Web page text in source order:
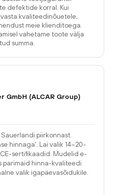
defektide korral. Kui
kvaliteedinõuetele,
meie klienditoega.
vahetame toote välja
summa.
GmbH (ALCAR Group)
piirkonnast.
hinnaga'. Lai valik 14–20-
sertifikaadid. Mudelid e-
parimaid hinna-kvaliteedi
valik igapäevasõidukile.